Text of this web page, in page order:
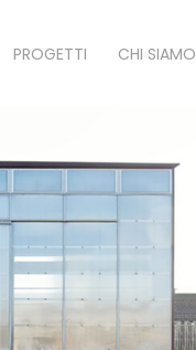
PROGETTI CHI SIAMO